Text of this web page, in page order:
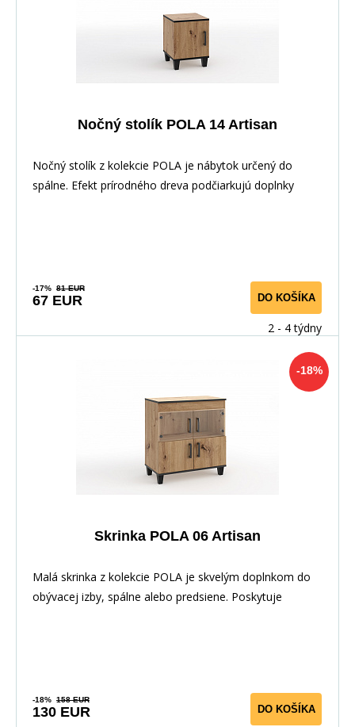
Nočný stolík POLA 14 Artisan
Nočný stolík z kolekcie POLA je nábytok určený do
spálne. Efekt prírodného dreva podčiarkujú doplnky
-17% 81 EUR
67 EUR DO KOŠÍKA
2 - 4 týdny
-18%
Skrinka POLA 06 Artisan
Malá skrinka z kolekcie POLA je skvelým doplnkom do
obývacej izby, spálne alebo predsiene. Poskytuje
-18% 158 EUR
130 EUR DO KOŠÍKA